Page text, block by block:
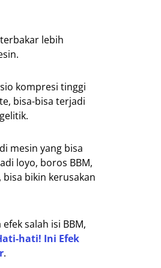
lebih
kompresi tinggi
bisa-bisa terjadi
mesin yang bisa
loyo, boros BBM,
bikin kerusakan
salah isi BBM,
hati! Ini Efek
.